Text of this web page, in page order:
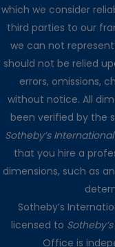
which we consider
third parties to our
we can not
should not be relied
errors, omissions,
without notice. All
been verified by the
Sotheby’s
that you hire a
dimensions, such as
Sotheby’s
licensed to
Office is